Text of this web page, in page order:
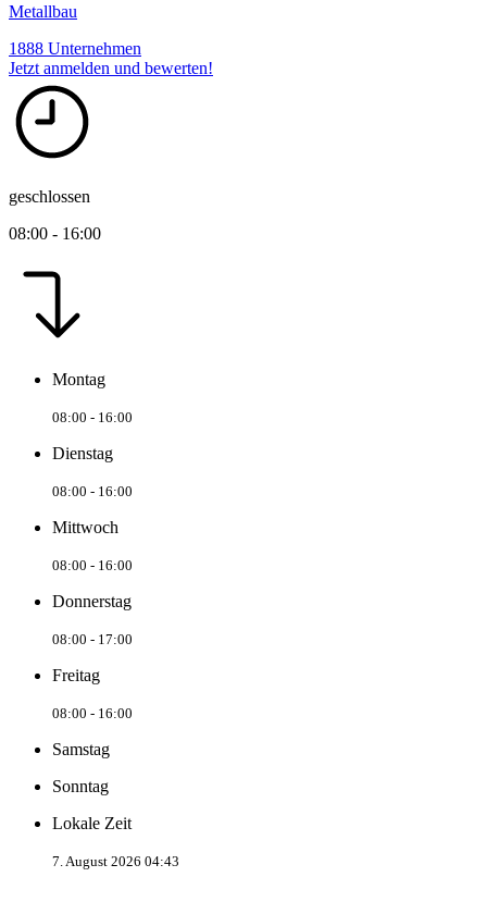
Metallbau
1888 Unternehmen
Jetzt anmelden und bewerten!
geschlossen
08:00 - 16:00
Montag
08:00 - 16:00
Dienstag
08:00 - 16:00
Mittwoch
08:00 - 16:00
Donnerstag
08:00 - 17:00
Freitag
08:00 - 16:00
Samstag
Sonntag
Lokale Zeit
7. August 2026 04:43